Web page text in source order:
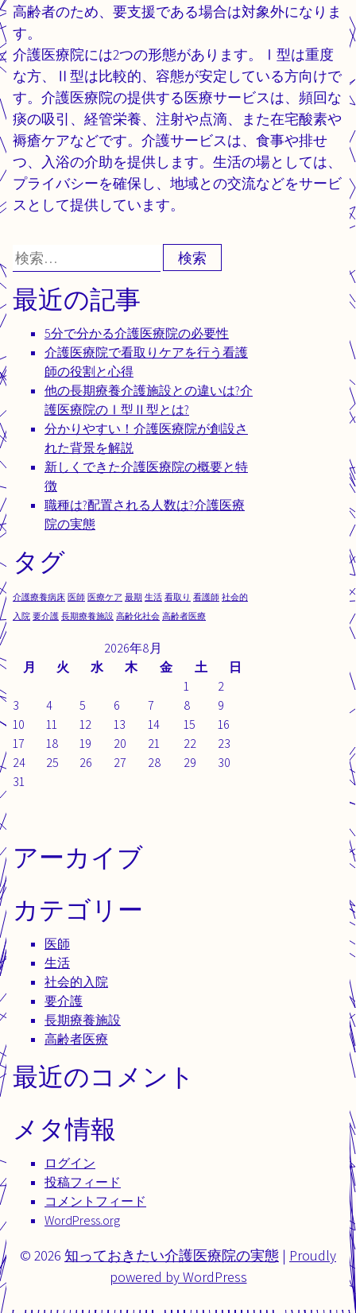
高齢者のため、要支援である場合は対象外になりま
す。
介護医療院には2つの形態があります。Ⅰ型は重度
な方、Ⅱ型は比較的、容態が安定している方向けで
す。介護医療院の提供する医療サービスは、頻回な
痰の吸引、経管栄養、注射や点滴、また在宅酸素や
褥瘡ケアなどです。介護サービスは、食事や排せ
つ、入浴の介助を提供します。生活の場としては、
プライバシーを確保し、地域との交流などをサービ
スとして提供しています。
検
索:
最近の記事
5分で分かる介護医療院の必要性
介護医療院で看取りケアを行う看護
師の役割と心得
他の長期療養介護施設との違いは?介
護医療院のⅠ型Ⅱ型とは?
分かりやすい！介護医療院が創設さ
れた背景を解説
新しくできた介護医療院の概要と特
徴
職種は?配置される人数は?介護医療
院の実態
タグ
介護療養病床 医師 医療ケア 最期 生活 看取り 看護師 社会的
入院 要介護 長期療養施設 高齢化社会 高齢者医療
2026年8月
月
火 水 木 金 土
日
1
2
3
4 5 6 7 8
9
10
11 12 13 14 15
16
17
18 19 20 21 22
23
24
25 26 27 28 29
30
31
アーカイブ
カテゴリー
医師
生活
社会的入院
要介護
長期療養施設
高齢者医療
最近のコメント
メタ情報
ログイン
投稿フィード
コメントフィード
WordPress.org
© 2026 知っておきたい介護医療院の実態 | Proudly
powered by WordPress